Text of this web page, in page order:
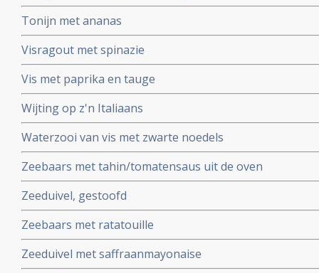
Tonijn met ananas
Visragout met spinazie
Vis met paprika en tauge
Wijting op z'n Italiaans
Waterzooi van vis met zwarte noedels
Zeebaars met tahin/tomatensaus uit de oven
Zeeduivel, gestoofd
Zeebaars met ratatouille
Zeeduivel met saffraanmayonaise